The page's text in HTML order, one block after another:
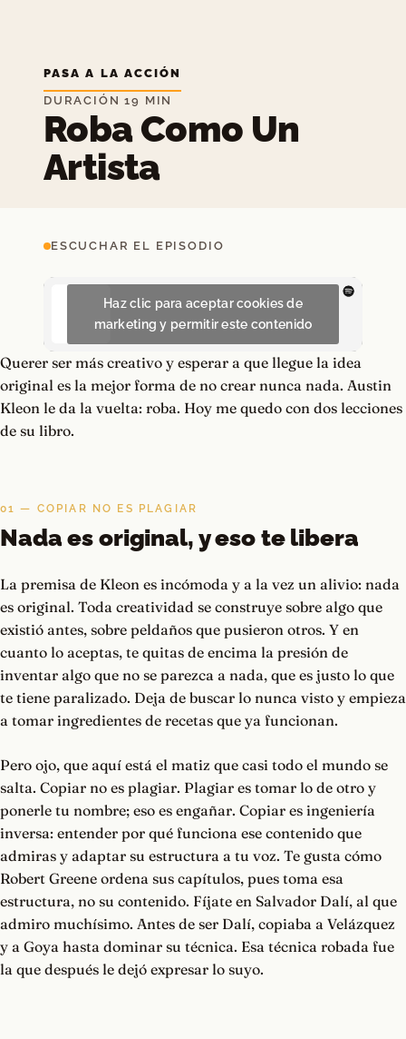
PASA A LA ACCIÓN
DURACIÓN 19 MIN
Roba Como Un
Artista
ESCUCHAR EL EPISODIO
Haz clic para aceptar cookies de
marketing y permitir este contenido
Querer ser más creativo y esperar a que llegue la idea
original es la mejor forma de no crear nunca nada. Austin
Kleon le da la vuelta: roba. Hoy me quedo con dos lecciones
de su libro.
01 — COPIAR NO ES PLAGIAR
Nada es original, y eso te libera
La premisa de Kleon es incómoda y a la vez un alivio: nada
es original. Toda creatividad se construye sobre algo que
existió antes, sobre peldaños que pusieron otros. Y en
cuanto lo aceptas, te quitas de encima la presión de
inventar algo que no se parezca a nada, que es justo lo que
te tiene paralizado. Deja de buscar lo nunca visto y empieza
a tomar ingredientes de recetas que ya funcionan.
Pero ojo, que aquí está el matiz que casi todo el mundo se
salta. Copiar no es plagiar. Plagiar es tomar lo de otro y
ponerle tu nombre; eso es engañar. Copiar es ingeniería
inversa: entender por qué funciona ese contenido que
admiras y adaptar su estructura a tu voz. Te gusta cómo
Robert Greene ordena sus capítulos, pues toma esa
estructura, no su contenido. Fíjate en Salvador Dalí, al que
admiro muchísimo. Antes de ser Dalí, copiaba a Velázquez
y a Goya hasta dominar su técnica. Esa técnica robada fue
la que después le dejó expresar lo suyo.